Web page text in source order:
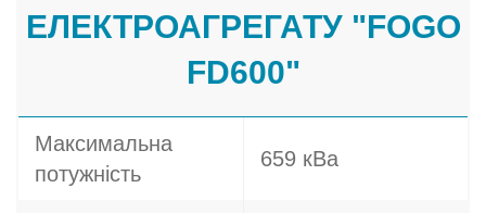
ЕЛЕКТРОАГРЕГАТУ "FOGO
FD600"
Максимальна
потужність
659 кВа